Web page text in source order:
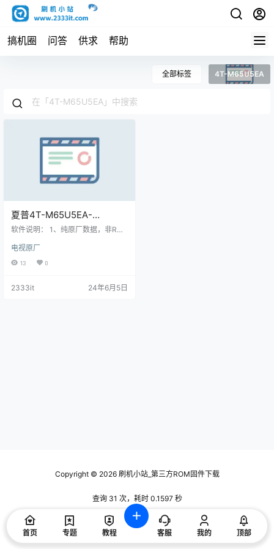
搞机圈 问答 供求 帮助
全部标签 4T-M65U5EA
夏普4T-M65U5EA-
M65U6EA升级软件
刷机数据固件升级包
软件说明： 1、纯原厂数据，非ROO
2、刷机有风险也有乐趣，一切源于
刷机导致后果自负，本网站概不负
删除，谢谢合作！ 刷机包内包含对
电视原厂
13 0
2333it 24年6月5日
Copyright © 2026刷机小站_第三方ROM固件下载
查询 31 次，耗时 0.1597 秒
首页 专题 教程 客服 我的 顶部